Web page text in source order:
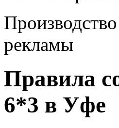
Производство
рекламы
Правила
6*3 в Уфе